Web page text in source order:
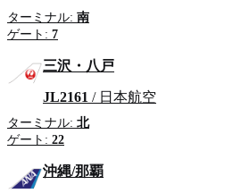
ターミナル: 南
ゲート: 7
三沢・八戸
JL2161 / 日本航空
ターミナル: 北
ゲート: 22
沖縄/那覇